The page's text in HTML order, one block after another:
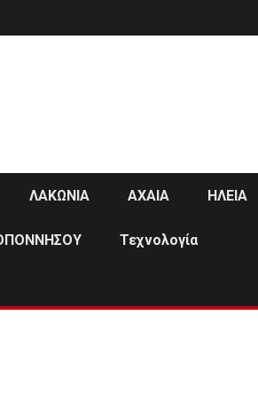
ΛΑΚΩΝΙΑ ΑΧΑΙΑ ΗΛΕΙΑ
Τεχνολογία